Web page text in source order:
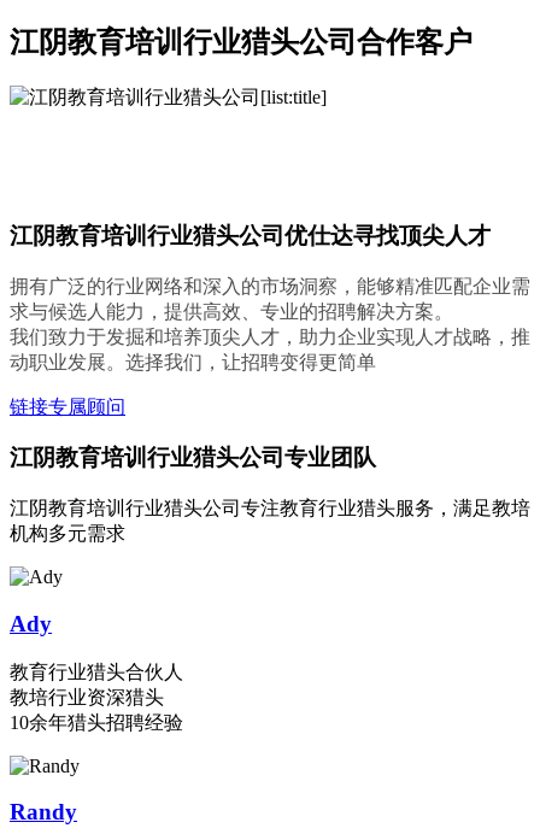
江阴教育培训行业猎头公司合作客户
江阴教育培训行业猎头公司优仕达寻找顶尖人才
拥有广泛的行业网络和深入的市场洞察，能够精准匹配企业需
求与候选人能力，提供高效、专业的招聘解决方案。
我们致力于发掘和培养顶尖人才，助力企业实现人才战略，推
动职业发展。选择我们，让招聘变得更简单
链接专属顾问
江阴教育培训行业猎头公司专业团队
江阴教育培训行业猎头公司专注教育行业猎头服务，满足教培
机构多元需求
Ady
教育行业猎头合伙人
教培行业资深猎头
10余年猎头招聘经验
Randy